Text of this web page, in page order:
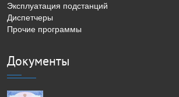
Эксплуатация подстанций
Диспетчеры
Прочие программы
Документы